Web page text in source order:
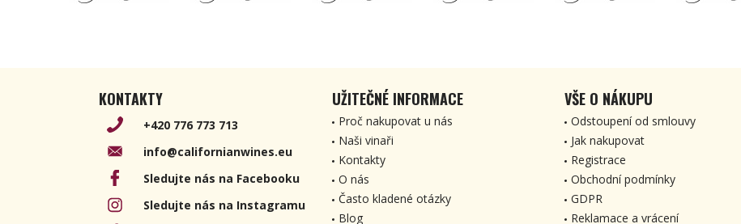
KONTAKTY
+420 776 773 713
info@californianwines.eu
Sledujte nás na Facebooku
Sledujte nás na Instagramu
UŽITEČNÉ INFORMACE
Proč nakupovat u nás
Naši vinaři
Kontakty
O nás
Často kladené otázky
Blog
VŠE O NÁKUPU
Odstoupení od smlouvy
Jak nakupovat
Registrace
Obchodní podmínky
GDPR
Reklamace a vrácení